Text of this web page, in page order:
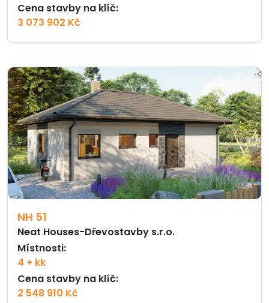
Cena stavby na klíč:
3 073 902 Kč
NH 51
Neat Houses-Dřevostavby s.r.o.
Místnosti:
4 + kk
Cena stavby na klíč:
2 548 910 Kč